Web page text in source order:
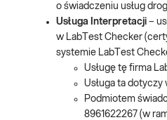
o świadczeniu usług
Usługa Interpretacji –
w LabTest Checker
systemie LabTest
Usługę tę firma
Usługa ta
Podmiotem
8961622267 (w